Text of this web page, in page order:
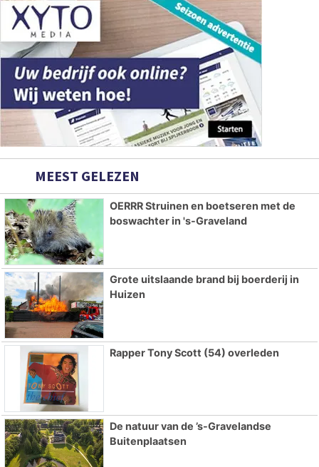
MEEST GELEZEN
OERRR Struinen en boetseren met de
boswachter in 's-Graveland
Grote uitslaande brand bij boerderij in
Huizen
Rapper Tony Scott (54) overleden
De natuur van de ’s-Gravelandse
Buitenplaatsen